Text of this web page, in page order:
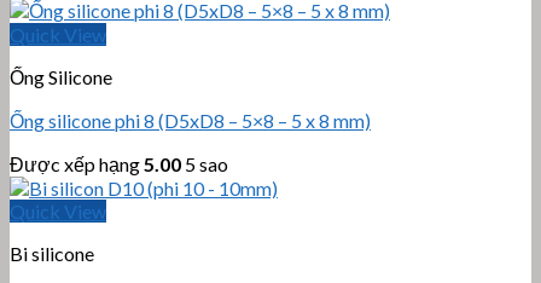
Quick View
Ống Silicone
Ống silicone phi 8 (D5xD8 – 5×8 – 5 x 8 mm)
Được xếp hạng5.00 5 sao
Quick View
Bi silicone